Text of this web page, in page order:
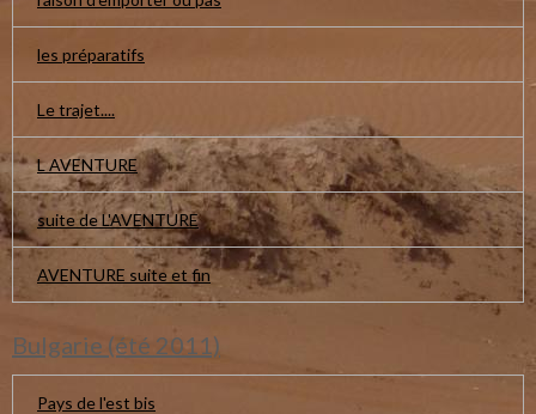
les préparatifs
Le trajet....
L AVENTURE
suite de L'AVENTURE
AVENTURE suite et fin
Bulgarie (été 2011)
Pays de l'est bis